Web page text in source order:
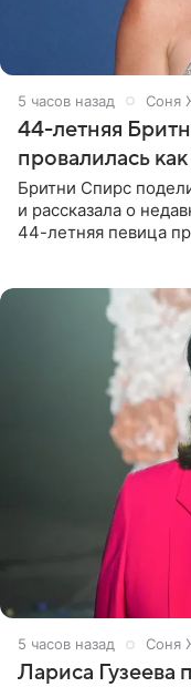
5 часов назад Соня
44-летняя
провалилась
Бритни Спирс
и рассказала о
44-летняя певица
5 часов назад Соня
Лариса Гузеева